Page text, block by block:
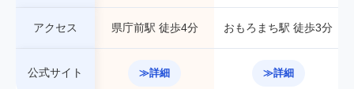
アクセス 県庁前駅 徒歩4分 おもろまち駅 徒歩3分
公式サイト ≫詳細 ≫詳細